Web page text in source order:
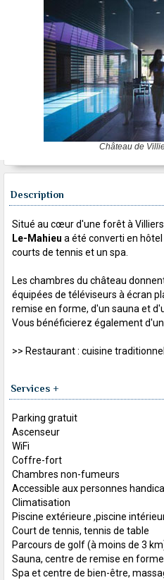
Château de
Description
Situé au cœur d'une forêt à
Le-Mahieu a été converti en
courts de tennis et un spa.
Les chambres du château
équipées de téléviseurs à écran
remise en forme, d'un sauna et
Vous bénéficierez également
>> Restaurant : cuisine
Services +
Parking gratuit
Ascenseur
WiFi
Coffre-fort
Chambres non-fumeurs
Accessible aux personnes
Climatisation
Piscine extérieure ,piscine
Court de tennis, tennis de table
Parcours de golf (à moins de 3
Sauna, centre de remise en forme
Spa et centre de bien-être,